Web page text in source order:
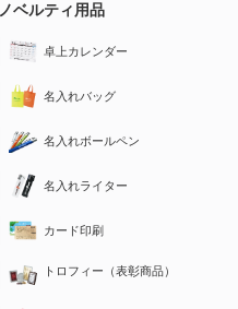
ノベルティ用品
卓上カレンダー
名入れバッグ
名入れボールペン
名入れライター
カード印刷
トロフィー（表彰商品）